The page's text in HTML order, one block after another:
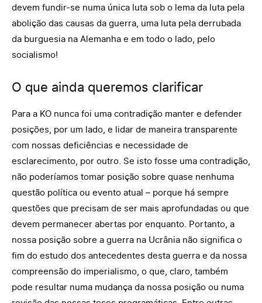
devem fundir-se numa única luta sob o lema da luta pela
abolição das causas da guerra, uma luta pela derrubada
da burguesia na Alemanha e em todo o lado, pelo
socialismo!
O que ainda queremos clarificar
Para a KO nunca foi uma contradição manter e defender
posições, por um lado, e lidar de maneira transparente
com nossas deficiências e necessidade de
esclarecimento, por outro. Se isto fosse uma contradição,
não poderíamos tomar posição sobre quase nenhuma
questão política ou evento atual – porque há sempre
questões que precisam de ser mais aprofundadas ou que
devem permanecer abertas por enquanto. Portanto, a
nossa posição sobre a guerra na Ucrânia não significa o
fim do estudo dos antecedentes desta guerra e da nossa
compreensão do imperialismo, o que, claro, também
pode resultar numa mudança da nossa posição ou numa